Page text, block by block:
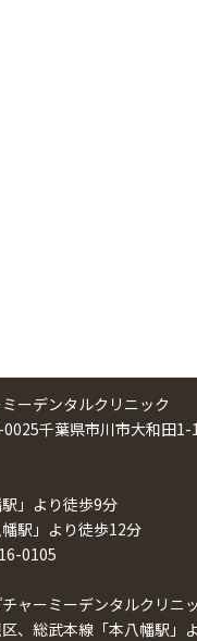
ーデンタルクリニック
0025千葉県市川市大和田
」より徒歩9分
駅」より徒歩12分
0105
ャーミーデンタルクリニ
、総武本線「本八幡駅」